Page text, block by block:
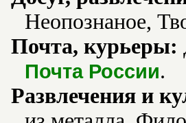
Неопознаное,
Почта, курьеры:
Почта России.
Развлечения и